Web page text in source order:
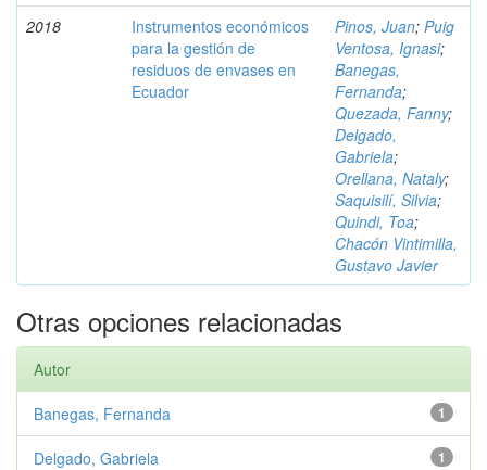
2018
Instrumentos económicos
para la gestión de
residuos de envases en
Ecuador
Pinos, Juan; Puig
Ventosa, Ignasi;
Banegas,
Fernanda;
Quezada, Fanny;
Delgado,
Gabriela;
Orellana, Nataly;
Saquisilí, Silvia;
Quindi, Toa;
Chacón Vintimilla,
Gustavo Javier
Otras opciones relacionadas
Autor
1
Banegas, Fernanda
1
Delgado, Gabriela